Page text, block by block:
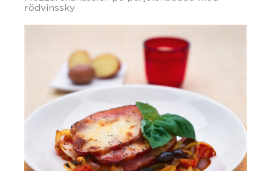
rödvinssky